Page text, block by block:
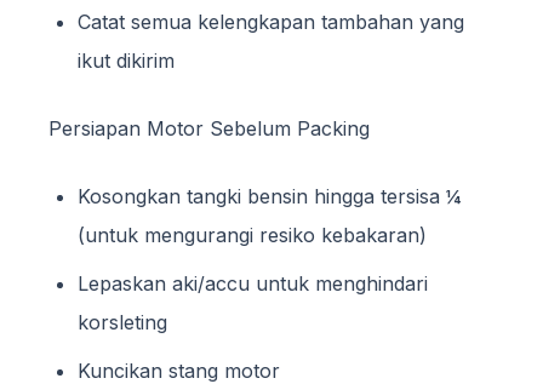
Catat semua kelengkapan tambahan yang
ikut dikirim
Persiapan Motor Sebelum Packing
Kosongkan tangki bensin hingga tersisa ¼
(untuk mengurangi resiko kebakaran)
Lepaskan aki/accu untuk menghindari
korsleting
Kuncikan stang motor